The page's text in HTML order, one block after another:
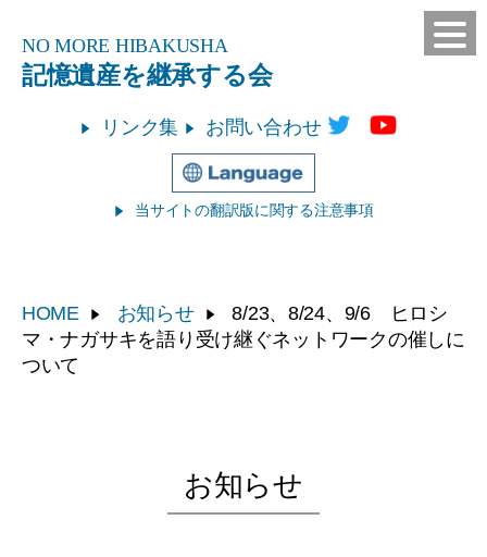
NO MORE HIBAKUSHA
記憶遺産を継承する会
リンク集 お問い合わせ
当サイトの翻訳版に関する注意事項
HOME お知らせ
8/23、8/24、9/6 ヒロシ
マ・ナガサキを語り受け継ぐネットワークの催しに
ついて
お知らせ